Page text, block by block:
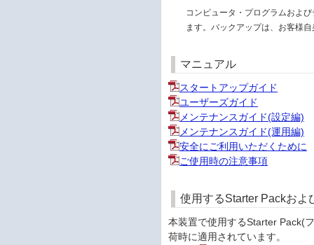
コンピュータ・プログラムおよ
ます。バックアップは、お客様
マニュアル
スタートアップガイド
ユーザーズガイド
メンテナンスガイド(設定編)
メンテナンスガイド(運用編)
安全にご利用いただくために
ご使用時の注意事項
使用するStarter Packおよ
本装置で使用するStarter Pack(
荷時に適用されています。